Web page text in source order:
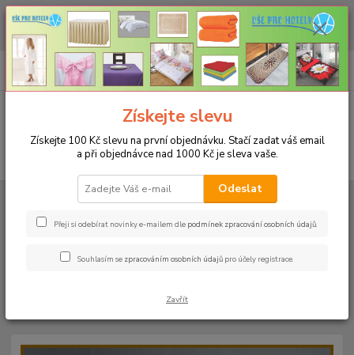
CHCETE NAKOUPIT VĚTŠÍ MNOŽSTVÍ NAŠICH PRODUKTŮ ZA LEPŠÍ
CENU? Klikněte ZDE
CZK
+420 773 794 023
Pondělí-pátek 9-16 hodin
0ks
za0 Kč
PROSTĚRADLA
Froté prostěradla s gumou - 190g/m2 - 45 barev
12 hráškově zelená
Froté prostěradlo 140x200cm -
Získejte slevu
Získejte 100 Kč slevu na první objednávku. Stačí zadat váš email
a při objednávce nad 1000 Kč je sleva vaše.
Odeslat
Přeji si odebírat novinky e-mailem dle podmínek zpracování osobních údajů.
Souhlasím se zpracováním osobních údajů pro účely registrace.
Zavřít